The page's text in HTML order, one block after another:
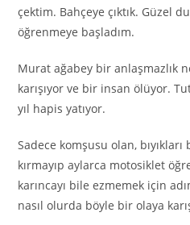
çektim. Bahçeye çıktık. Güzel
öğrenmeye başladım.
Murat ağabey bir anlaşmazlık
karışıyor ve bir insan ölüyor.
yıl hapis yatıyor.
Sadece komşusu olan,
kırmayıp aylarca motosiklet
karıncayı bile ezmemek için
nasıl olurda böyle bir olaya